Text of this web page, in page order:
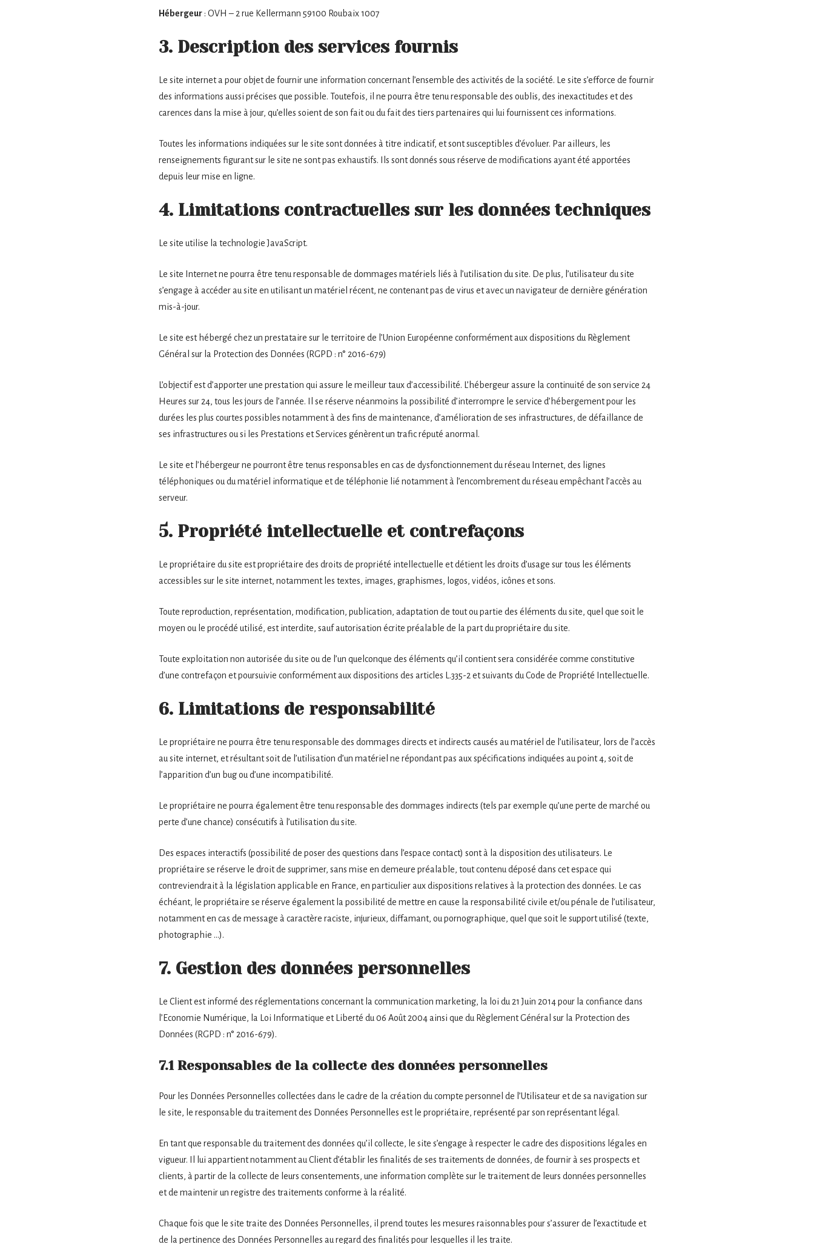
Hébergeur : OVH – 2 rue Kellermann 59100 Roubaix 1007
3. Description des services fournis
Le site internet a pour objet de fournir une information concernant l’ensemble des activités de la société. Le site s’efforce de fournir
des informations aussi précises que possible. Toutefois, il ne pourra être tenu responsable des oublis, des inexactitudes et des
carences dans la mise à jour, qu’elles soient de son fait ou du fait des tiers partenaires qui lui fournissent ces informations.
Toutes les informations indiquées sur le site sont données à titre indicatif, et sont susceptibles d’évoluer. Par ailleurs, les
renseignements figurant sur le site ne sont pas exhaustifs. Ils sont donnés sous réserve de modifications ayant été apportées
depuis leur mise en ligne.
4. Limitations contractuelles sur les données techniques
Le site utilise la technologie JavaScript.
Le site Internet ne pourra être tenu responsable de dommages matériels liés à l’utilisation du site. De plus, l’utilisateur du site
s’engage à accéder au site en utilisant un matériel récent, ne contenant pas de virus et avec un navigateur de dernière génération
mis-à-jour.
Le site est hébergé chez un prestataire sur le territoire de l’Union Européenne conformément aux dispositions du Règlement
Général sur la Protection des Données (RGPD : n° 2016-679)
L’objectif est d’apporter une prestation qui assure le meilleur taux d’accessibilité. L’hébergeur assure la continuité de son service 24
Heures sur 24, tous les jours de l’année. Il se réserve néanmoins la possibilité d’interrompre le service d’hébergement pour les
durées les plus courtes possibles notamment à des fins de maintenance, d’amélioration de ses infrastructures, de défaillance de
ses infrastructures ou si les Prestations et Services génèrent un trafic réputé anormal.
Le site et l’hébergeur ne pourront être tenus responsables en cas de dysfonctionnement du réseau Internet, des lignes
téléphoniques ou du matériel informatique et de téléphonie lié notamment à l’encombrement du réseau empêchant l’accès au
serveur.
5. Propriété intellectuelle et contrefaçons
Le propriétaire du site est propriétaire des droits de propriété intellectuelle et détient les droits d’usage sur tous les éléments
accessibles sur le site internet, notamment les textes, images, graphismes, logos, vidéos, icônes et sons.
Toute reproduction, représentation, modification, publication, adaptation de tout ou partie des éléments du site, quel que soit le
moyen ou le procédé utilisé, est interdite, sauf autorisation écrite préalable de la part du propriétaire du site.
Toute exploitation non autorisée du site ou de l’un quelconque des éléments qu’il contient sera considérée comme constitutive
d’une contrefaçon et poursuivie conformément aux dispositions des articles L.335-2 et suivants du Code de Propriété Intellectuelle.
6. Limitations de responsabilité
Le propriétaire ne pourra être tenu responsable des dommages directs et indirects causés au matériel de l’utilisateur, lors de l’accès
au site internet, et résultant soit de l’utilisation d’un matériel ne répondant pas aux spécifications indiquées au point 4, soit de
l’apparition d’un bug ou d’une incompatibilité.
Le propriétaire ne pourra également être tenu responsable des dommages indirects (tels par exemple qu’une perte de marché ou
perte d’une chance) consécutifs à l’utilisation du site.
Des espaces interactifs (possibilité de poser des questions dans l’espace contact) sont à la disposition des utilisateurs. Le
propriétaire se réserve le droit de supprimer, sans mise en demeure préalable, tout contenu déposé dans cet espace qui
contreviendrait à la législation applicable en France, en particulier aux dispositions relatives à la protection des données. Le cas
échéant, le propriétaire se réserve également la possibilité de mettre en cause la responsabilité civile et/ou pénale de l’utilisateur,
notamment en cas de message à caractère raciste, injurieux, diffamant, ou pornographique, quel que soit le support utilisé (texte,
photographie …).
7. Gestion des données personnelles
Le Client est informé des réglementations concernant la communication marketing, la loi du 21 Juin 2014 pour la confiance dans
l’Economie Numérique, la Loi Informatique et Liberté du 06 Août 2004 ainsi que du Règlement Général sur la Protection des
Données (RGPD : n° 2016-679).
7.1 Responsables de la collecte des données personnelles
Pour les Données Personnelles collectées dans le cadre de la création du compte personnel de l’Utilisateur et de sa navigation sur
le site, le responsable du traitement des Données Personnelles est le propriétaire, représenté par son représentant légal.
En tant que responsable du traitement des données qu’il collecte, le site s’engage à respecter le cadre des dispositions légales en
vigueur. Il lui appartient notamment au Client d’établir les finalités de ses traitements de données, de fournir à ses prospects et
clients, à partir de la collecte de leurs consentements, une information complète sur le traitement de leurs données personnelles
et de maintenir un registre des traitements conforme à la réalité.
Chaque fois que le site traite des Données Personnelles, il prend toutes les mesures raisonnables pour s’assurer de l’exactitude et
de la pertinence des Données Personnelles au regard des finalités pour lesquelles il les traite.